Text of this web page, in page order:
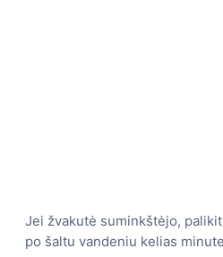
Jei žvakutė suminkštėjo,
po šaltu vandeniu kelias